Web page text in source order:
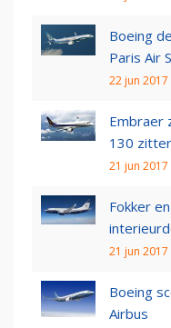
Boeing
Paris Air
22 jun 2017
Embraer
130
21 jun 2017
Fokker
21 jun 2017
Boeing
Airbus